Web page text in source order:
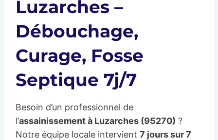
Luzarches –
Débouchage,
Curage, Fosse
Septique 7j/7
Besoin d’un professionnel de
l’assainissement à Luzarches (95270) ?
Notre équipe locale intervient 7 jours sur 7